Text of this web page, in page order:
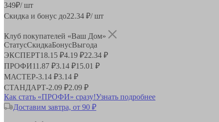
349₽/ шт
Скидка и бонус до22.34 ₽/ шт
Клуб покупателей «Ваш Дом»
СтатусСкидкаБонусВыгода
ЭКСПЕРТ18.15 ₽4.19 ₽22.34 ₽
ПРОФИ11.87 ₽3.14 ₽15.01 ₽
МАСТЕР-3.14 ₽3.14 ₽
СТАНДАРТ-2.09 ₽2.09 ₽
Как стать «ПРОФИ» сразу!Узнать подробнее
Доставим завтра, от 90 ₽